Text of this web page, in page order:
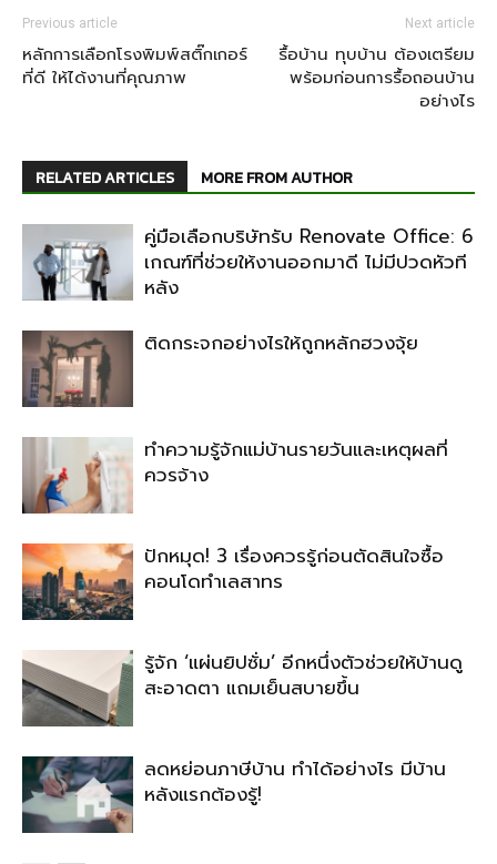
Previous article
หลักการเลือกโรงพิมพ์สติ๊กเกอร์
ที่ดี ให้ได้งานที่คุณภาพ
Next article
รื้อบ้าน ทุบบ้าน ต้องเตรียม
พร้อมก่อนการรื้อถอนบ้าน
อย่างไร
RELATED ARTICLES MORE FROM AUTHOR
คู่มือเลือกบริษัทรับ Renovate Office: 6
เกณฑ์ที่ช่วยให้งานออกมาดี ไม่มีปวดหัวที
หลัง
ติดกระจกอย่างไรให้ถูกหลักฮวงจุ้ย
ทำความรู้จักแม่บ้านรายวันและเหตุผลที่
ควรจ้าง
ปักหมุด! 3 เรื่องควรรู้ก่อนตัดสินใจซื้อ
คอนโดทำเลสาทร
รู้จัก ‘แผ่นยิปซั่ม’ อีกหนึ่งตัวช่วยให้บ้านดู
สะอาดตา แถมเย็นสบายขึ้น
ลดหย่อนภาษีบ้าน ทำได้อย่างไร มีบ้าน
หลังแรกต้องรู้!